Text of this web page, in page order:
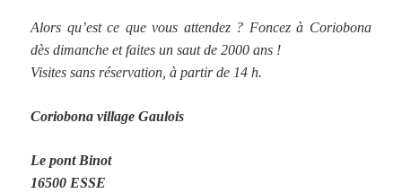
Alors qu’est ce que vous attendez ? Foncez à Coriobona
dès dimanche et faites un saut de 2000 ans !
Visites sans réservation, à partir de 14 h.
Coriobona village Gaulois
Le pont Binot
16500 ESSE